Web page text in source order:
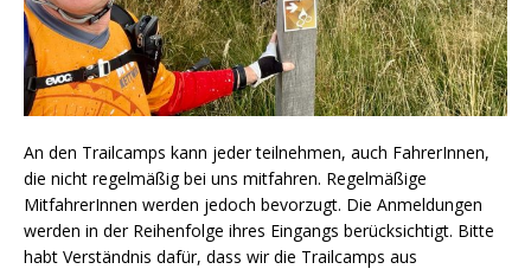
An den Trailcamps kann jeder teilnehmen, auch FahrerInnen,
die nicht regelmäßig bei uns mitfahren. Regelmäßige
MitfahrerInnen werden jedoch bevorzugt. Die Anmeldungen
werden in der Reihenfolge ihres Eingangs berücksichtigt. Bitte
habt Verständnis dafür, dass wir die Trailcamps aus